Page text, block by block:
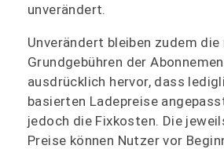
unverändert.
Unverändert bleiben zudem
Grundgebühren der
ausdrücklich hervor, dass
basierten Ladepreise
jedoch die Fixkosten. Die
Preise können Nutzer vor